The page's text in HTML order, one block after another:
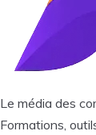
Le média des
Formations,